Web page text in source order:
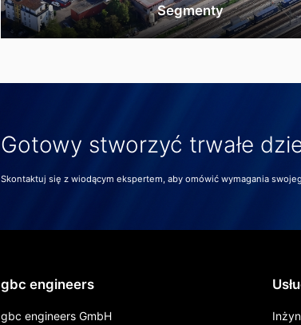
Segmenty
Gotowy stworzyć trwałe
Skontaktuj się z wiodącym ekspertem, aby omówić wymagania
gbc engineers
gbc engineers GmbH